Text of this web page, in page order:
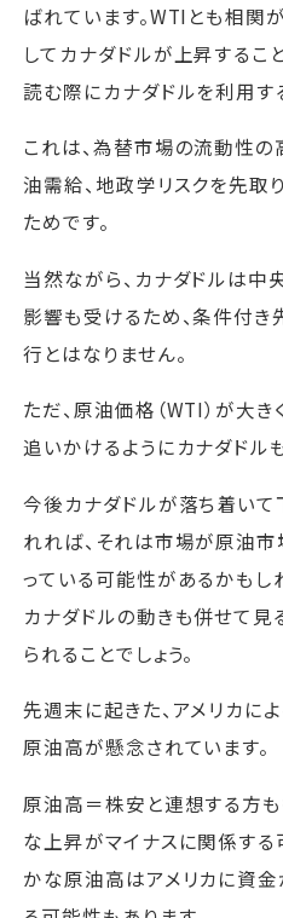
ばれています。WTIとも相関
してカナダドルが上昇するこ
読む際にカナダドルを利用す
これは、為替市場の流動性の
油需給、地政学リスクを先取
ためです。
当然ながら、カナダドルは
影響も受けるため、条件付
行とはなりません。
ただ、原油価格（WTI）が大
追いかけるようにカナダドル
今後カナダドルが落ち着いて
れれば、それは市場が原油
っている可能性があるかもし
カナダドルの動きも併せて見
られることでしょう。
先週末に起きた、アメリカに
原油高が懸念されています。
原油高＝株安と連想する方
な上昇がマイナスに関係す
かな原油高はアメリカに資金